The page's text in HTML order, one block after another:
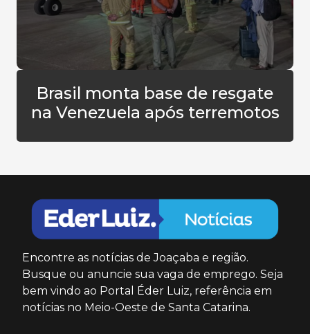
Brasil monta base de resgate
na Venezuela após terremotos
Encontre as notícias de Joaçaba e região.
Busque ou anuncie sua vaga de emprego. Seja
bem vindo ao Portal Éder Luiz, referência em
notícias no Meio-Oeste de Santa Catarina.